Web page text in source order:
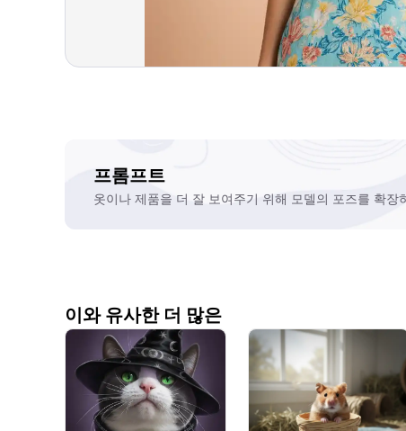
프롬프트
옷이나 제품을 더 잘 보여주기 위해 모델의 포즈를 확장
이와 유사한 더 많은